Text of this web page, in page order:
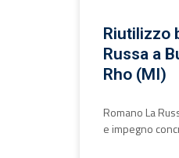
Riutilizzo
Russa a
Rho (MI)
Romano La
e impegno